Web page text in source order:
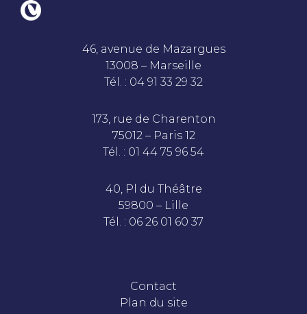
46, avenue de Mazargues
13008 – Marseille
Tél. : 04 91 33 29 32
173, rue de Charenton
75012 – Paris 12
Tél. : 01 44 75 96 54
40, Pl du Théâtre
59800 – Lille
Tél. : 06 26 01 60 37
Contact
Plan du site